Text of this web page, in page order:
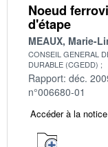
Noeud
d'étape
MEAUX, Marie-
CONSEIL GENERAL
DURABLE (CGEDD)
Rapport: déc.
n°006680-01
Accéder à la notice